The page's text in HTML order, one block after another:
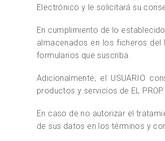
Electrónico y le solicitará su
En cumplimiento de lo
almacenados en los ficheros del
formularios que suscriba.
Adicionalmente, el USUARIO
productos y servicios de EL
En caso de no autorizar el
de sus datos en los términos y